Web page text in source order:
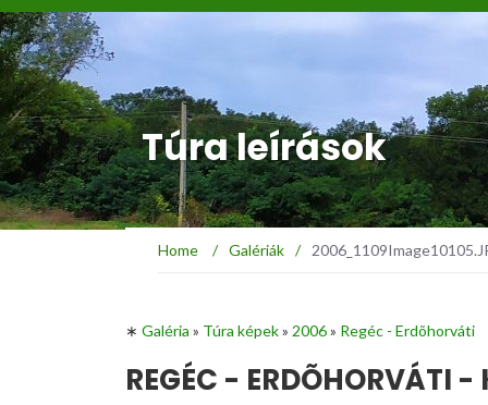
Túra leírások
Home / Galériák /
∗ Galéria » Túra képek» 2006» Regéc - Erdõhorváti
REGÉC - ERDÕHORVÁTI -